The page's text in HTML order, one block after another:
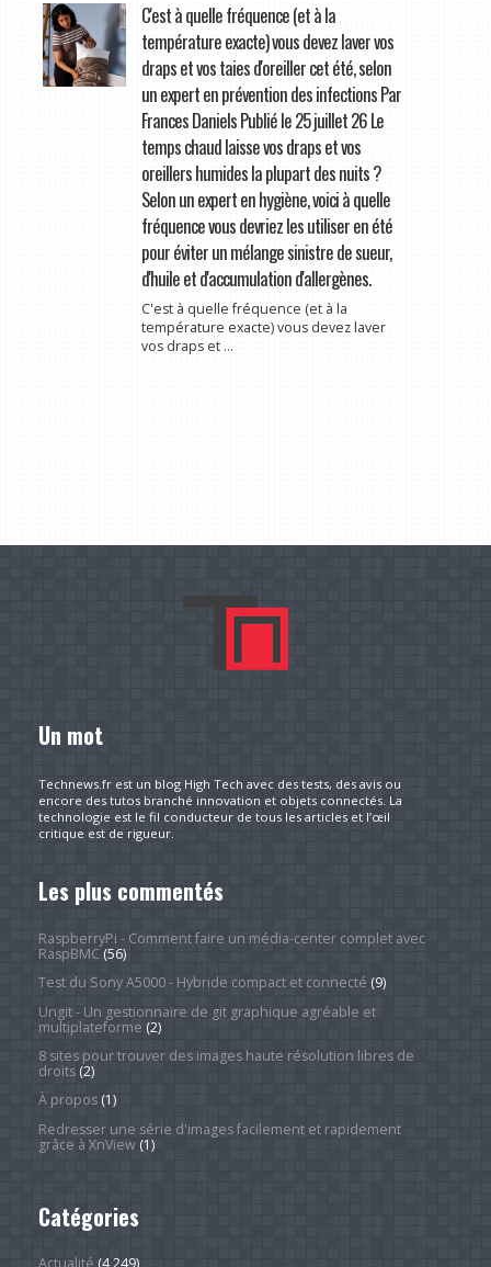
C'est à quelle fréquence (et à la
température exacte) vous devez laver vos
draps et vos taies d'oreiller cet été, selon
un expert en prévention des infections Par
Frances Daniels Publié le 25 juillet 26 Le
temps chaud laisse vos draps et vos
oreillers humides la plupart des nuits ?
Selon un expert en hygiène, voici à quelle
fréquence vous devriez les utiliser en été
pour éviter un mélange sinistre de sueur,
d'huile et d'accumulation d'allergènes.
C'est à quelle fréquence (et à la
température exacte) vous devez laver
vos draps et ...
Un mot
Technews.fr est un blog High Tech avec des tests, des avis ou
encore des tutos branché innovation et objets connectés. La
technologie est le fil conducteur de tous les articles et l’œil
critique est de rigueur.
Les plus commentés
RaspberryPi - Comment faire un média-center complet avec
RaspBMC(56)
Test du Sony A5000 - Hybride compact et connecté (9)
Ungit - Un gestionnaire de git graphique agréable et
multiplateforme (2)
8 sites pour trouver des images haute résolution libres de
droits(2)
À propos(1)
Redresser une série d'images facilement et rapidement
grâce à XnView(1)
Catégories